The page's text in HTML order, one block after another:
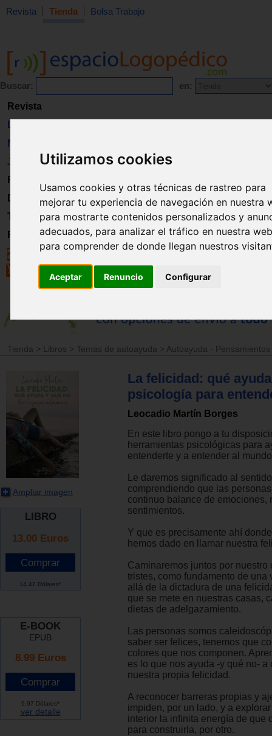
Utilizamos cookies
Usamos cookies y otras técnicas de rastreo para
mejorar tu experiencia de navegación en nuestra
para mostrarte contenidos personalizados y
adecuados, para analizar el tráfico en nuestra
para comprender de donde llegan nuestros
Aceptar Renuncio Configurar
Revista Tienda Bolsa Trabajo
Buscar: en:
Revista
Libros
Material
Juguetes
Formación
Directorio
Trabajo
Registro
Tienda > Libros > Temas de autoayuda > Autoayuda -
Ampliar imagen
LIBRO
13.00 Euros
14.42 Dólares*
E-BOOK
EPUB
8.99 Euros
9.97 Dólares*
ver detalle
La felicidad: qué
psicología para
Leocadio Martín Borges
En este libro pongo a tu
herramientas psicológicas para
entenderte y a entender al
Le daremos significado al
comprendiendo que las
continuo balance de emociones,
sentimientos.
Y que es precisamente ahí
hemos dado en llamar nuestra
Caminaremos juntos por nuestro
tristes, como fundamento de una
allá de la dictadura de una
que se mete en nuestras casas,
dietas de adelgazamiento.
Las personas somos
saber ser felices, tenemos que
colores que nos componen.
es lo que nos ayuda -y qué no- a
nuestra propia felicidad.
A reconocer barreras propias y
impiden, por un lado, y a
interior la infinita energía de que
para construirla, por otro.